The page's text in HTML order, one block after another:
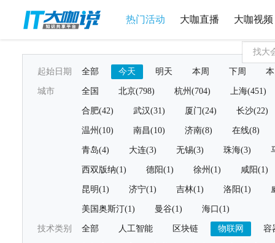
热门活动 大咖直播 大咖视频
起始日期 全部 今天 明天 本周 下周
城市 全国 北京(798) 杭州(704) 上海(451)
合肥(42) 武汉(31) 厦门(24) 长沙(22)
温州(10) 南昌(10) 济南(8) 在线(8)
青岛(4) 大连(3) 无锡(3) 珠海(3)
西双版纳(1) 德阳(1) 徐州(1) 咸阳(1)
昆明(1) 济宁(1) 吉林(1) 洛阳(1)
美国奥斯汀(1) 曼谷(1) 海口(1)
技术类别 全部 人工智能 区块链 物联网 容